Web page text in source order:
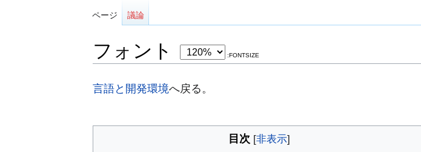
ページ 議論
フォント :FONTSIZE
言語と開発環境へ戻る。
目次